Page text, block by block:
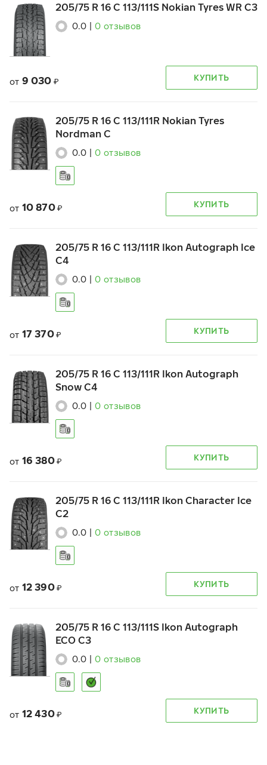
205/75 R 16 C 113/111S Nokian Tyres WR C3
0.0 0 отзывов
от 9 030 ₽ КУПИТЬ
205/75 R 16 C 113/111R Nokian Tyres
Nordman C
0.0 0 отзывов
от 10 870 ₽ КУПИТЬ
205/75 R 16 C 113/111R Ikon Autograph Ice
C4
0.0 0 отзывов
от 17 370 ₽ КУПИТЬ
205/75 R 16 C 113/111R Ikon Autograph
Snow C4
0.0 0 отзывов
от 16 380 ₽ КУПИТЬ
205/75 R 16 C 113/111R Ikon Character Ice
C2
0.0 0 отзывов
от 12 390 ₽ КУПИТЬ
205/75 R 16 C 113/111S Ikon Autograph
ECO C3
0.0 0 отзывов
от 12 430 ₽ КУПИТЬ